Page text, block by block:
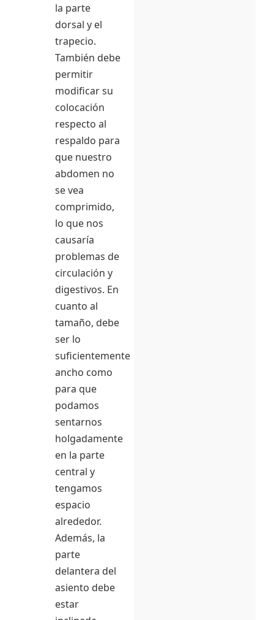
la parte
dorsal y el
trapecio.
También debe
permitir
modificar su
colocación
respecto al
respaldo para
que nuestro
abdomen no
se vea
comprimido,
lo que nos
causaría
problemas de
circulación y
digestivos. En
cuanto al
tamaño, debe
ser lo
suficientemente
ancho como
para que
podamos
sentarnos
holgadamente
en la parte
central y
tengamos
espacio
alrededor.
Además, la
parte
delantera del
asiento debe
estar